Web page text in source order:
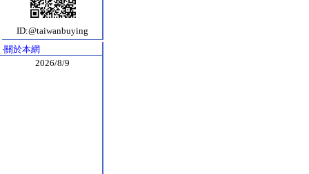
ID:@taiwanbuying
‧關於本網
2026/8/9